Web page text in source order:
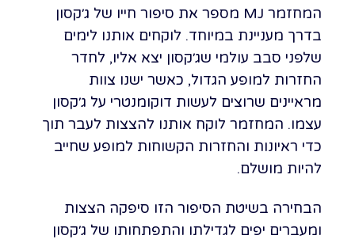
המחזמר MJ מספר את סיפור חייו של ג׳קסון
בדרך מעניינת במיוחד. לוקחים אותנו לימים
שלפני סבב עולמי שג׳קסון יצא אליו, לחדר
החזרות למופע הגדול, כאשר ישנו צוות
מראיינים שרוצים לעשות דוקומנטרי על ג׳קסון
עצמו. המחזמר לוקח אותנו להצצות לעבר תוך
כדי ראיונות והחזרות הקשוחות למופע שחייב
להיות מושלם.
הבחירה בשיטת הסיפור הזו סיפקה הצצות
ומעברים יפים לגדילתו והתפתחותו של ג׳קסון